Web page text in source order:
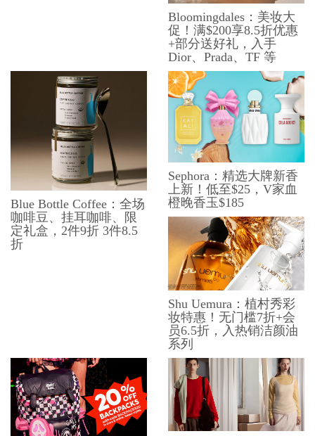
Bloomingdales：美妆大
促！满$200享8.5折优惠
+部分送好礼，入手
Dior、Prada、TF 等
Blue Bottle Coffee：全场
咖啡豆、挂耳咖啡、限
定礼盒，2件9折 3件8.5
折
Sephora：精选大牌新香
上新！低至$25，V家血
橙晚香玉$185
Shu Uemura：植村秀彩
妆特惠！无门槛7折+会
员6.5折，入热销洁颜油
系列